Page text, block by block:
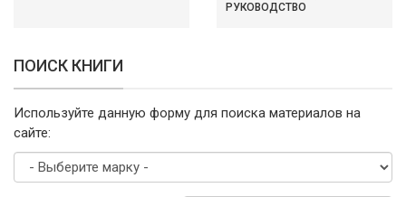
РУКОВОДСТВО
ПОИСК КНИГИ
Используйте данную форму для поиска материалов на
сайте: